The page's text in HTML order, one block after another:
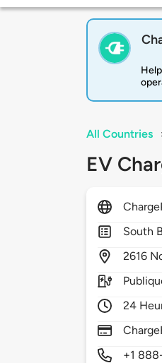
All Countries
EV
South
2616
24
+1